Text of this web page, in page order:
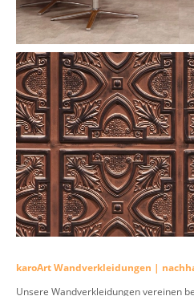
karoArt Wandverkleidungen |
Unsere Wandverkleidungen vereinen